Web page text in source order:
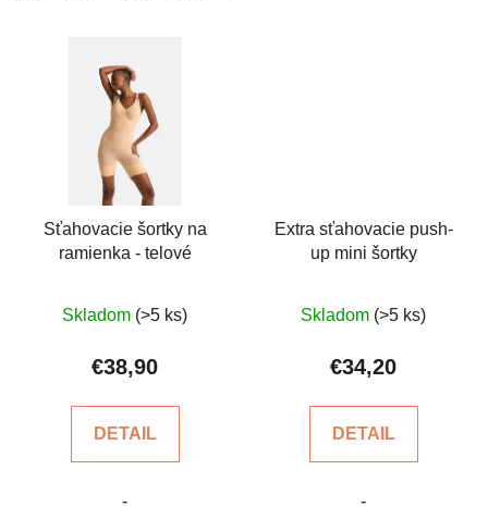
Sťahovacie šortky na
ramienka - telové
hodnotenie
produktu
z
hviezdičiek.
Skladom (>5 ks)
€38,90
DETAIL
-
Extra sťahovacie push-
up mini šortky
hodnotenie
produktu
z
hviezdičiek.
Skladom (>5 ks)
€34,20
DETAIL
-